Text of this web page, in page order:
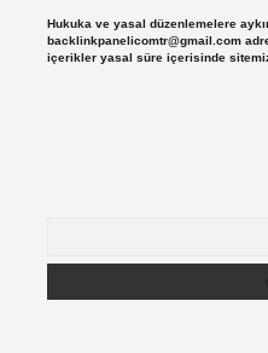
Hukuka ve yasal düzenlemelere
backlinkpanelicomtr@gmail.com
içerikler yasal süre içerisinde